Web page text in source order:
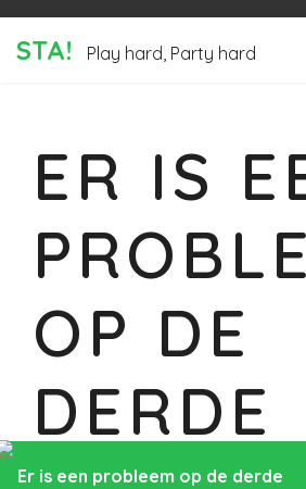
STA! Play hard, Party hard
ER IS
OP DE
DERDE
Er is een probleem op de derde